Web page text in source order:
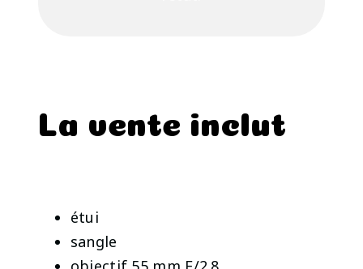
La vente inclut
étui
sangle